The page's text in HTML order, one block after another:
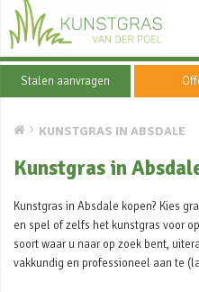
Stalen aanvragen
KUNSTGRAS IN ABSDALE
Kunstgras in
Kunstgras in Absdale kopen? Kies
en spel of zelfs het kunstgras voor
soort waar u naar op zoek bent,
vakkundig en professioneel aan te